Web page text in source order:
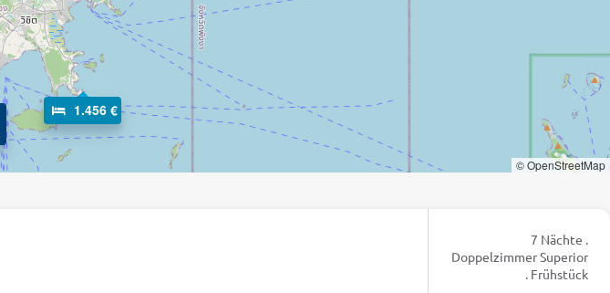
1.456 €
© OpenStreetMap
7 Nächte .
Doppelzimmer Superior
. Frühstück